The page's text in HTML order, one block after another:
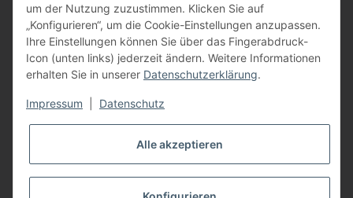
um der Nutzung zuzustimmen. Klicken Sie auf
„Konfigurieren“, um die Cookie-Einstellungen anzupassen.
Ihre Einstellungen können Sie über das Fingerabdruck-
Icon (unten links) jederzeit ändern. Weitere Informationen
erhalten Sie in unserer Datenschutzerklärung.
Impressum Datenschutz
Alle akzeptieren